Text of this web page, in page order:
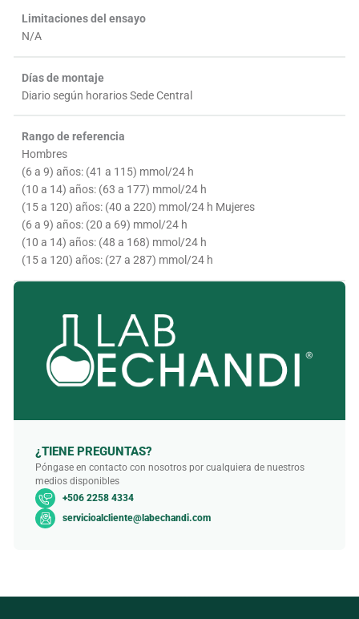
Limitaciones del ensayo
N/A
Días de montaje
Diario según horarios Sede Central
Rango de referencia
Hombres
(6 a 9) años: (41 a 115) mmol/24 h
(10 a 14) años: (63 a 177) mmol/24 h
(15 a 120) años: (40 a 220) mmol/24 h Mujeres
(6 a 9) años: (20 a 69) mmol/24 h
(10 a 14) años: (48 a 168) mmol/24 h
(15 a 120) años: (27 a 287) mmol/24 h
¿TIENE PREGUNTAS?
Póngase en contacto con nosotros por cualquiera de nuestros
medios disponibles
+506 2258 4334
servicioalcliente@labechandi.com